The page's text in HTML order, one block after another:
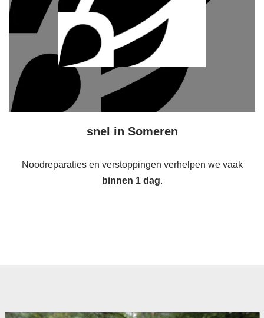
snel in Someren
Noodreparaties en verstoppingen verhelpen we vaak
binnen 1 dag.